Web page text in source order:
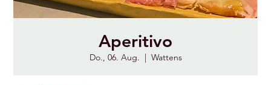
Aperitivo
Do., 06. Aug.
  |
Wattens